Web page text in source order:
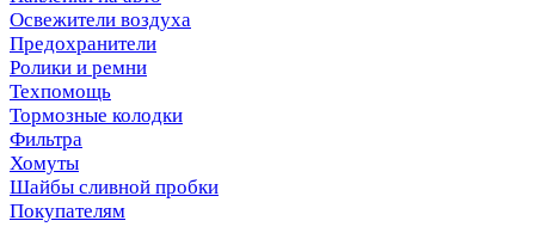
Освежители воздуха
Предохранители
Ролики и ремни
Техпомощь
Тормозные колодки
Фильтра
Хомуты
Шайбы сливной пробки
Покупателям